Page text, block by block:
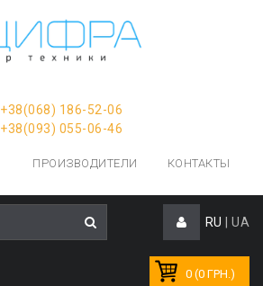
+38(068) 186-52-06
+38(093) 055-06-46
ПРОИЗВОДИТЕЛИ КОНТАКТЫ
RU UA
0 (0 ГРН.)